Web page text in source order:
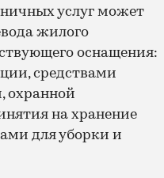
услуг может
жилого
оснащения:
средствами
охранной
на хранение
для уборки и